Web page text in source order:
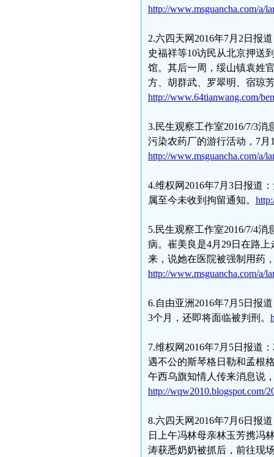
http://www.msguancha.com/a/
2.六四天网2016年7月2日报
史福祥等10访民从北京押送
馆。其后一周，绥山镇袁姓
方、胡群武、罗翠明、宿琼
http://www.64tianwang.com/
3.民生观察工作室2016/7/3
污染农药厂的游行活动，7
http://www.msguancha.com/a/
4.维权网2016年7月3日报道
属至今未收到拘留通知。
5.民生观察工作室2016/7/4
病。崔美良是4月29日在路
来，说她在医院被强制用药
http://www.msguancha.com/a/
6.自由亚洲2016年7月5日报
3个月，还即将面临被判刑。
7.维权网2016年7月5日报道
遇不公的斯琴格日勒和孟根
午西乌旗知情人传来消息说
http://wqw2010.blogspot.com/
8.六四天网2016年7月6日报
日上午冯林母亲林玉芳携冯
涛获悉奶奶被抓后，前往现